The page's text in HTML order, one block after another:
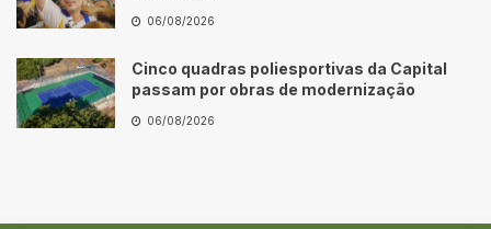
06/08/2026
Cinco quadras poliesportivas da Capital
passam por obras de modernização
06/08/2026